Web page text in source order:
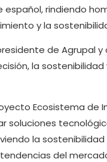
español, rindiendo
y la
de Agrupal y
la
Ecosistema de
soluciones
la
del